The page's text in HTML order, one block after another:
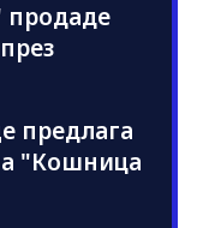
предлага
"Кошница